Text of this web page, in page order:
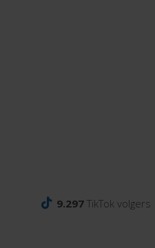
9.297TikTok volgers